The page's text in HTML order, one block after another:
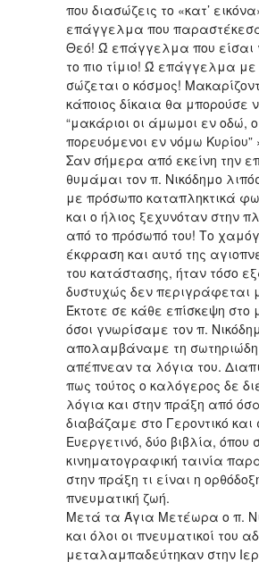
που διασώζεις το «κατ’
επάγγελμα που
Θεό! Ώ επάγγελμα που είσαι
το πιο τίμιο! Ώ επάγγελμα με
σώζεται ο κόσμος!
κάποιος δίκαια θα μπορούσε
“μακάριοι οι άμωμοι εν οδώ,
πορευόμενοι εν νόμω Κυρίου”
Σαν σήμερα από εκείνη την
θυμάμαι τον π. Νικόδημο
με πρόσωπο καταπληκτικά
και ο ήλιος ξεχυνόταν στην
από το πρόσωπό του! Το
έκφραση και αυτό της
του κατάστασης, ήταν τόσο
δυστυχώς δεν περιγράφεται
Έκτοτε σε κάθε επίσκεψη στο
όσοι γνωρίσαμε τον π.
απολαμβάναμε τη
απέπνεαν τα λόγια του.
πως τούτος ο καλόγερος δε
λόγια και στην πράξη από
διαβάζαμε στο Γεροντικό και
Ευεργετινό, δύο βιβλία, όπου
κινηματογραφική ταινία
στην πράξη τι είναι η
πνευματική ζωή.
Μετά τα Άγια Μετέωρα ο π.
και όλοι οι πνευματικοί του
μεταλαμπαδεύτηκαν στην